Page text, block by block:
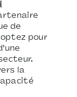
de
optez pour
la